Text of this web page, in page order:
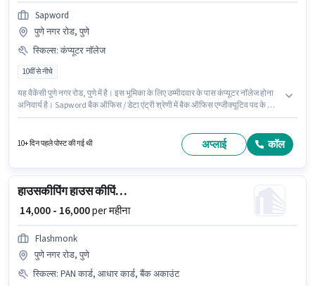
Sapword
पुणे नगर रोड, पुणे
स्किल्स: कंप्यूटर नॉलेज
10वीं से नीचे
यह वैकेंसी पुणे नगर रोड, पुणे में है। इस भूमिका के लिए उम्मीदवार के पास कंप्यूटर नॉलेज होना
अनिवार्य है। Sapword बैक ऑफिस / डेटा एंट्री श्रेणी में बैक ऑफिस एग्जीक्यूटिव पद के लिए
के लिए उपयुक्त है। आप प्रति माह ₹25000 तक कमा सकते हैं।
10+ दिन पहले पोस्ट की गई थी अप्लाई कॉल
हाउसकीपिंग हाउस कीपिंग स्टाफ
₹ 14,000 - 16,000per महीना
Flashmonk
पुणे नगर रोड, पुणे
स्किल्स: PAN कार्ड, आधार कार्ड, बैंक अकाउंट